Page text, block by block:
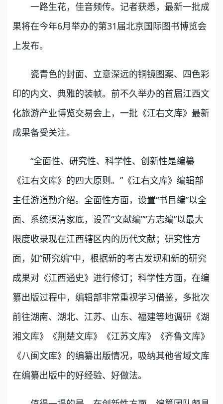
一路生花，佳音频传。记者获悉，最新一批成
果将在今年6月举办的第31届北京国际图书博览会
上发布。
瓷青色的封面、立意深远的铜镜图案、四色彩
印的内文、典雅的装帧。前不久举办的首届江西文
化旅游产业博览交易会上，一批《江右文库》最新
成果备受关注。
“全面性、研究性、科学性、创新性是编纂
《江右文库》的四大原则。”《江右文库》编辑部
主任游道勤介绍。全面性方面，设置“书目编”以全
面、系统摸清家底，设置“文献编”“方志编”以最大
限度收录现在江西辖区内的历代文献；研究性方
面，如“研究编”中，根据新的考古发现和新的研究
成果对《江西通史》进行修订；科学性方面，在编
纂出版过程中，编辑部非常重视学习借鉴，多批次
前往湖南、湖北、江苏、山东、福建等地调研《湖
湘文库》《荆楚文库》《江苏文库》《齐鲁文库》
《八闽文库》的编纂出版情况，吸纳其他省域文库
在编纂出版中的好经验、好做法。